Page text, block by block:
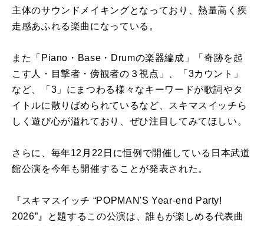
主体のサウンドメイキングとなっており、熱量高く疾
走感あふれる楽曲になっている。
また「Piano・Base・Drumの楽器編成」「奇跡を起
こす人・目撃者・傍観者の３視点」、「3カウント」
など、「3」にまつわる様々なキーワードが歌詞やタ
イトルに散りばめられているなど、スキマスイッチら
しく遊び心が溢れており、ぜひ注目してみてほしい。
さらに、毎年12月22日に恒例で開催している日本武道
館公演を今年も開催することが発表された。
『スキマスイッチ “POPMAN'S Year-end Party!
2026”』と題するこの公演は、誰もが楽しめる代表曲